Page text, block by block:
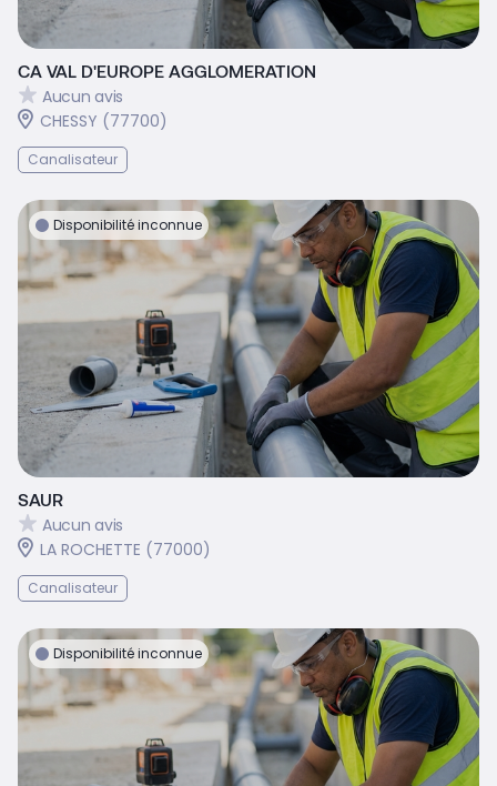
CA VAL D'EUROPE AGGLOMERATION
Aucun avis
CHESSY (77700)
Canalisateur
Disponibilité inconnue
SAUR
Aucun avis
LA ROCHETTE (77000)
Canalisateur
Disponibilité inconnue